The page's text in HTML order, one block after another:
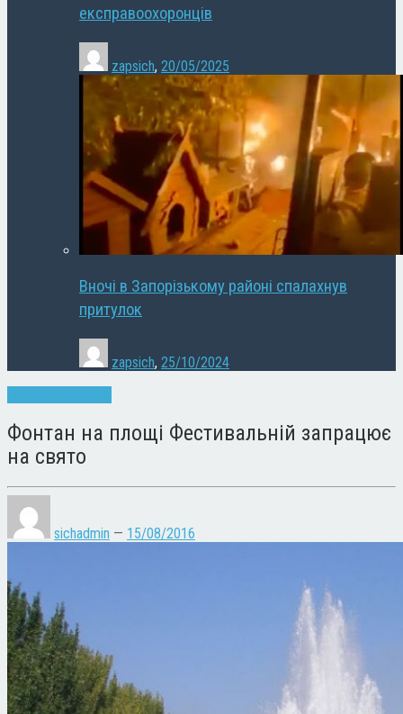
експравоохоронців
zapsich, 20/05/2025
Вночі в Запорізькому районі спалахнув
притулок
zapsich, 25/10/2024
Фонтан на площі Фестивальній запрацює
на свято
sichadmin — 15/08/2016